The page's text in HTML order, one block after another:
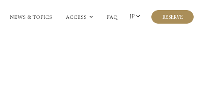
NEWS & TOPICS ACCESS FAQ JP RESERVE